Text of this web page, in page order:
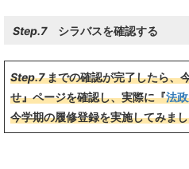
Step.7シラバスを確認する
Step.7までの確認が完了したら、
せ』ページを確認し、実際に『法
今学期の履修登録を実施してみま